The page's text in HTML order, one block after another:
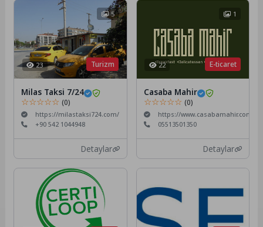
Turizm
23
5
Milas Taksi 7/24
☆☆☆☆☆(0)
https://milastaksi724.com/
+90 542 1044948
Detaylar
E-ticaret
22
1
Casaba Mahir
☆☆☆☆☆ (0)
https://www.casabamahir.com/
05513501350
Detaylar